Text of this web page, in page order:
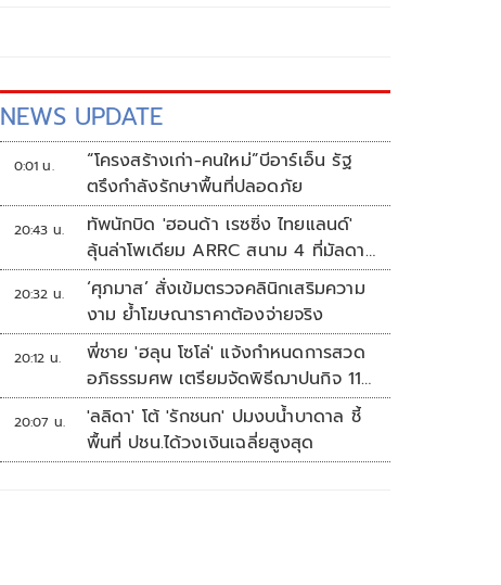
NEWS UPDATE
0:01 น.
“โครงสร้างเก่า-คนใหม่”บีอาร์เอ็น รัฐ
ตรึงกำลังรักษาพื้นที่ปลอดภัย
20:43 น.
ทัพนักบิด 'ฮอนด้า เรซซิ่ง ไทยแลนด์'
ลุ้นล่าโพเดียม ARRC สนาม 4 ที่มัลดาลิ
กา
20:32 น.
‘ศุภมาส’ สั่งเข้มตรวจคลินิกเสริมความ
งาม ย้ำโฆษณาราคาต้องจ่ายจริง
20:12 น.
พี่ชาย 'ฮลุน โซโล่' แจ้งกำหนดการสวด
อภิธรรมศพ เตรียมจัดพิธีฌาปนกิจ 11
ส.ค.
20:07 น.
'ลลิดา' โต้ 'รักชนก' ปมงบน้ำบาดาล ชี้
พื้นที่ ปชน.ได้วงเงินเฉลี่ยสูงสุด